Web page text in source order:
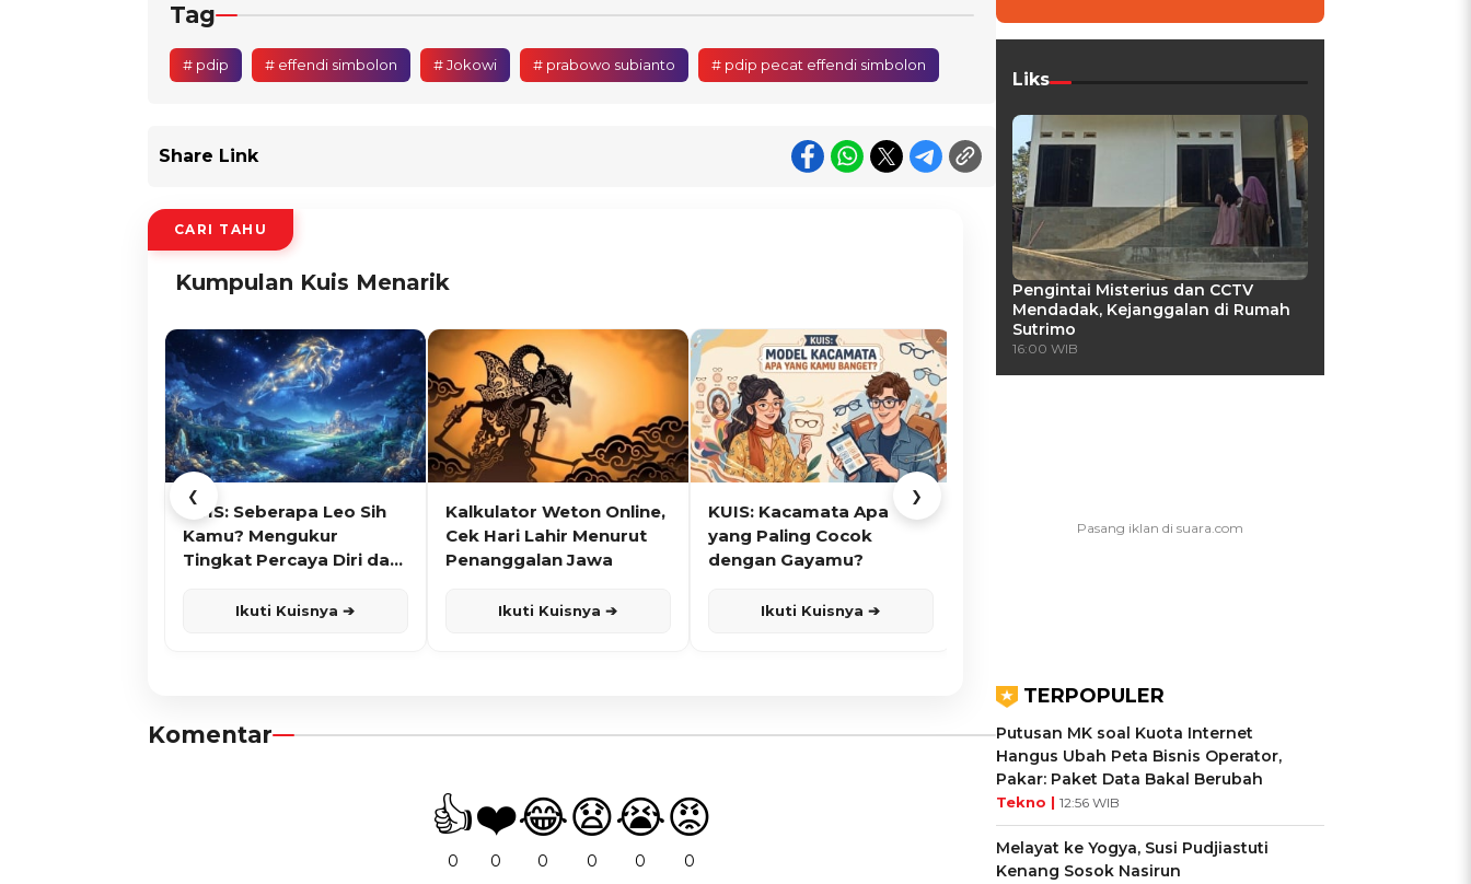
Tag
# pdip # effendi simbolon # Jokowi # prabowo subianto # pdip pecat effendi simbolon
Share Link
CARI TAHU
Kumpulan Kuis Menarik
❮
KUIS: Seberapa Leo Sih
Kamu? Mengukur
Tingkat Percaya Diri dan
Ikuti Kuisnya ➔
Kalkulator Weton Online,
Cek Hari Lahir Menurut
Penanggalan Jawa
Ikuti Kuisnya ➔
KUIS: Kacamata Apa
yang Paling Cocok
dengan Gayamu?
Ikuti Kuisnya ➔
Cocok dengan
Kamu dengan Si Zodiak
❯
Komentar
👍
0
❤️
0
😂
0
😧
0
😭
0
😡
0
Liks
Pengintai Misterius dan CCTV
Mendadak, Kejanggalan di Rumah
Sutrimo
16:00 WIB
TERPOPULER
Putusan MK soal Kuota Internet
Hangus Ubah Peta Bisnis Operator,
Pakar: Paket Data Bakal Berubah
Tekno | 12:56 WIB
Melayat ke Yogya, Susi Pudjiastuti
Kenang Sosok Nasirun